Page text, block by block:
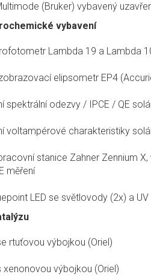
(Bruker) vybavený
vybavení
Lambda 19 a Lambda
elipsometr EP4
spektrální odezvy / IPCE / QE
voltampérové charakteristiky
stanice Zahner Zennium
měření
LED se světlovody (2x) a
rtuťovou výbojkou (Oriel)
výbojkou (Oriel)